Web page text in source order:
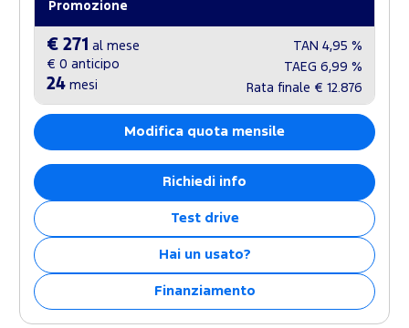
Promozione
€ 271
al mese
€ 0 anticipo
24 mesi
TAN 4,95 %
TAEG 6,99 %
Rata finale € 12.876
Modifica quota mensile
Richiedi info
Test drive
Hai un usato?
Finanziamento